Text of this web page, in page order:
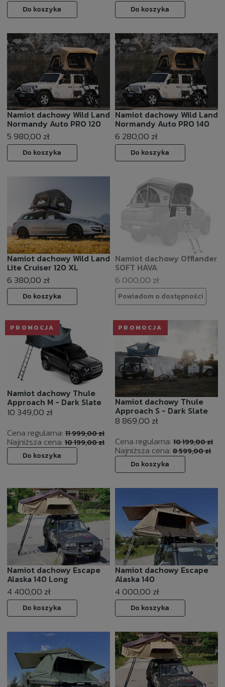
Do koszyka Do koszyka
Namiot dachowy Wild Land
Normandy Auto PRO 120
5 980,00 zł
Do koszyka
Namiot dachowy Wild Land
Normandy Auto PRO 140
6 280,00 zł
Do koszyka
Namiot dachowy Wild Land
Lite Cruiser 120 XL
6 380,00 zł
Do koszyka
Namiot dachowy Offlander
SOFT HAVA
6 000,00 zł
Powiadom o dostępności
Namiot dachowy Thule
Approach M - Dark Slate
10 349,00 zł
Cena regularna: 11 999,00 zł
Najniższa cena: 10 199,00 zł
Do koszyka
PROMOCJA
Namiot dachowy Thule
Approach S - Dark Slate
8 869,00 zł
Cena regularna: 10 199,00 zł
Najniższa cena: 8 599,00 zł
Do koszyka
PROMOCJA
Namiot dachowy Escape
Alaska 140 Long
4 400,00 zł
Do koszyka
Namiot dachowy Escape
Alaska 140
4 000,00 zł
Do koszyka